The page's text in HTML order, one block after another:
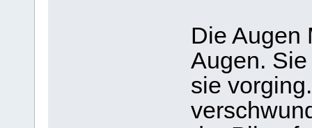
Die Augen
Augen.
sie